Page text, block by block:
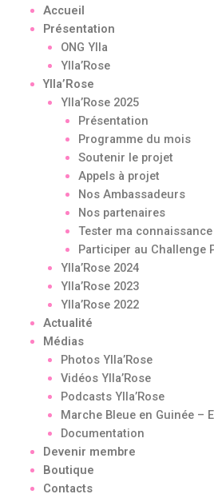
Accueil
Présentation
ONG Ylla
Ylla’Rose
Ylla’Rose
Ylla’Rose 2025
Présentation
Programme du mois
Soutenir le projet
Appels à projet
Nos Ambassadeurs
Nos partenaires
Tester ma
Participer au Challenge
Ylla’Rose 2024
Ylla’Rose 2023
Ylla’Rose 2022
Actualité
Médias
Photos Ylla’Rose
Vidéos Ylla’Rose
Podcasts Ylla’Rose
Marche Bleue en Guinée –
Documentation
Devenir membre
Boutique
Contacts